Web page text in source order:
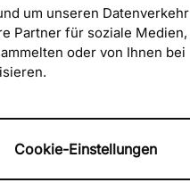
um unseren Datenverkehr
Partner für soziale Medien,
oder von Ihnen bei
Cookie-Einstellungen